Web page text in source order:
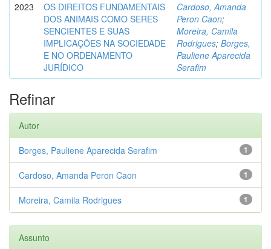
2023
OS DIREITOS FUNDAMENTAIS
DOS ANIMAIS COMO SERES
SENCIENTES E SUAS
IMPLICAÇÕES NA SOCIEDADE
E NO ORDENAMENTO
JURÍDICO
Cardoso, Amanda
Peron Caon;
Moreira, Camila
Rodrigues; Borges,
Pauliene Aparecida
Serafim
Refinar
Autor
1
Borges, Pauliene Aparecida Serafim
1
Cardoso, Amanda Peron Caon
1
Moreira, Camila Rodrigues
Assunto